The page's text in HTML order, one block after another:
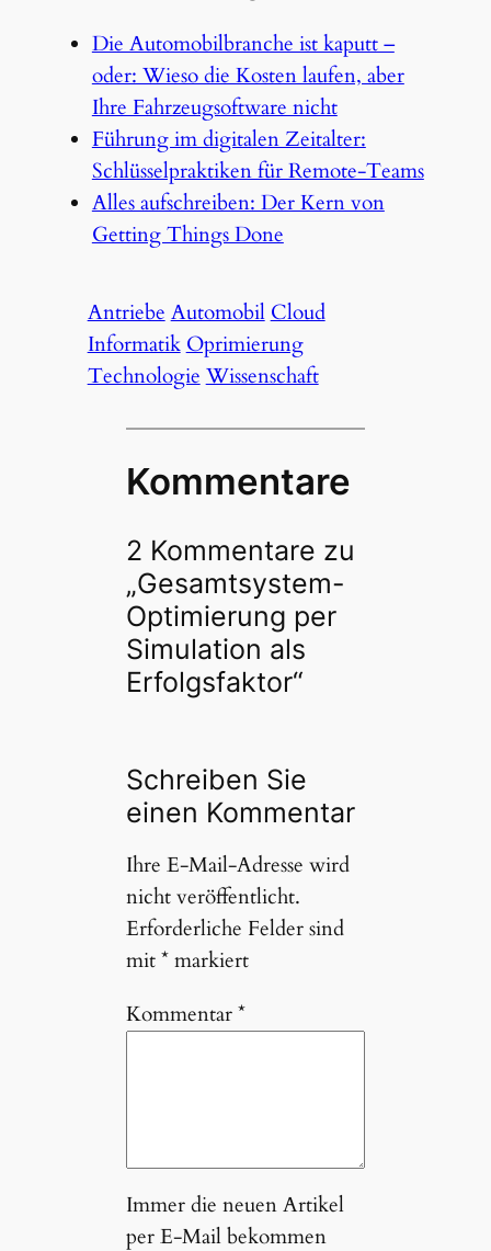
Die Automobilbranche ist kaputt –
oder: Wieso die Kosten laufen, aber
Ihre Fahrzeugsoftware nicht
Führung im digitalen Zeitalter:
Schlüsselpraktiken für Remote-Teams
Alles aufschreiben: Der Kern von
Getting Things Done
Antriebe Automobil Cloud
Informatik Oprimierung
Technologie Wissenschaft
Kommentare
2 Kommentare zu
„Gesamtsystem-
Optimierung per
Simulation als
Erfolgsfaktor“
Schreiben Sie
einen Kommentar
Ihre E-Mail-Adresse wird
nicht veröffentlicht.
Erforderliche Felder sind
mit*markiert
Kommentar*
Immer die neuen Artikel
per E-Mail bekommen